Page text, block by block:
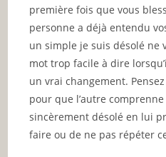
première fois que vous
personne a déjà entendu
un simple je suis désolé ne
mot trop facile à dire
un vrai changement.
pour que l’autre
sincèrement désolé en lui
faire ou de ne pas répéter